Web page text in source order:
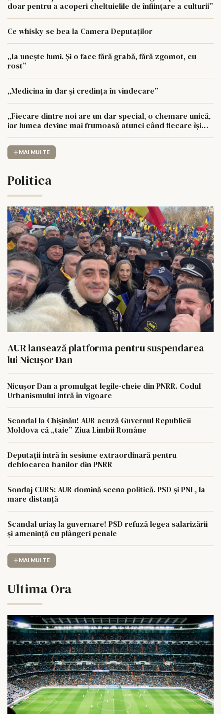
doar pentru a acoperi cheltuielile de înființare a culturii”
Ce whisky se bea la Camera Deputaților
„Ia unește lumi. Și o face fără grabă, fără zgomot, cu
rost”
„Medicina în dar și credința în vindecare”
„Fiecare dintre noi are un dar special, o chemare unică,
iar lumea devine mai frumoasă atunci când fiecare își
MAI MULTE
Politica
AUR lansează platforma pentru suspendarea
lui Nicușor Dan
Nicușor Dan a promulgat legile-cheie din PNRR. Codul
Urbanismului intră în vigoare
Scandal la Chișinău! AUR acuză Guvernul Republicii
Moldova că „taie” Ziua Limbii Române
Deputații intră în sesiune extraordinară pentru
deblocarea banilor din PNRR
Sondaj CURS: AUR domină scena politică. PSD și PNL, la
mare distanță
Scandal uriaș la guvernare! PSD refuză legea salarizării
și amenință cu plângeri penale
MAI MULTE
Ultima Ora